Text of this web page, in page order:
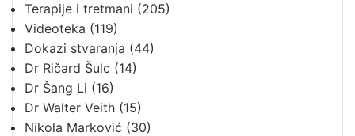
Terapije i tretmani (205)
Videoteka (119)
Dokazi stvaranja (44)
Dr Ričard Šulc (14)
Dr Šang Li (16)
Dr Walter Veith (15)
Nikola Marković (30)